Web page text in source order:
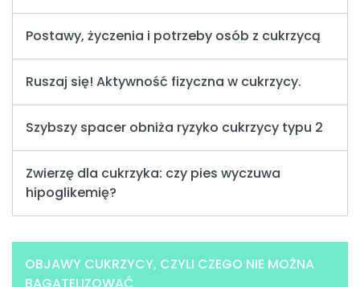
Postawy, życzenia i potrzeby osób z cukrzycą
Ruszaj się! Aktywność fizyczna w cukrzycy.
Szybszy spacer obniża ryzyko cukrzycy typu 2
Zwierzę dla cukrzyka: czy pies wyczuwa
hipoglikemię?
OBJAWY CUKRZYCY, CZYLI CZEGO NIE MOŻNA
BAGATELIZOWAĆ